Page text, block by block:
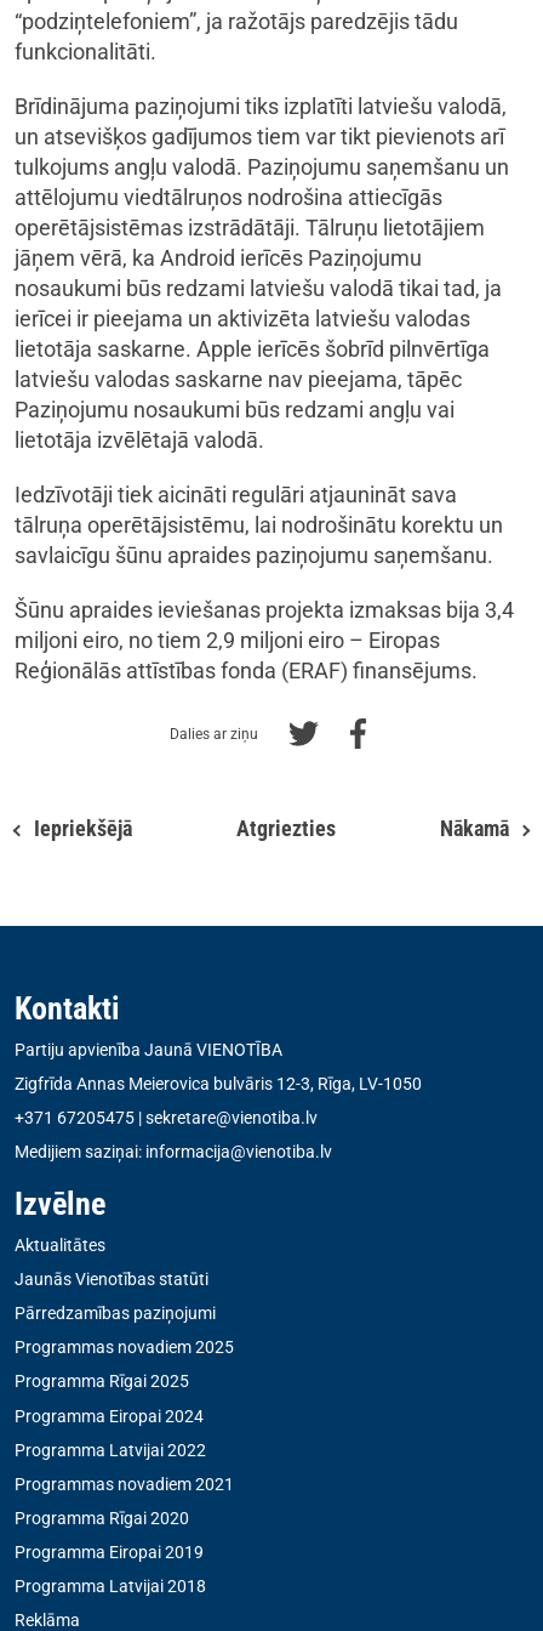
“podziņtelefoniem”, ja ražotājs paredzējis tādu
funkcionalitāti.
Brīdinājuma paziņojumi tiks izplatīti latviešu valodā,
un atsevišķos gadījumos tiem var tikt pievienots arī
tulkojums angļu valodā. Paziņojumu saņemšanu un
attēlojumu viedtālruņos nodrošina attiecīgās
operētājsistēmas izstrādātāji. Tālruņu lietotājiem
jāņem vērā, ka Android ierīcēs Paziņojumu
nosaukumi būs redzami latviešu valodā tikai tad, ja
ierīcei ir pieejama un aktivizēta latviešu valodas
lietotāja saskarne. Apple ierīcēs šobrīd pilnvērtīga
latviešu valodas saskarne nav pieejama, tāpēc
Paziņojumu nosaukumi būs redzami angļu vai
lietotāja izvēlētajā valodā.
Iedzīvotāji tiek aicināti regulāri atjaunināt sava
tālruņa operētājsistēmu, lai nodrošinātu korektu un
savlaicīgu šūnu apraides paziņojumu saņemšanu.
Šūnu apraides ieviešanas projekta izmaksas bija 3,4
miljoni eiro, no tiem 2,9 miljoni eiro – Eiropas
Reģionālās attīstības fonda (ERAF) finansējums.
Dalies ar ziņu
Iepriekšējā Atgriezties Nākamā
Kontakti
Partiju apvienība Jaunā VIENOTĪBA
Zigfrīda Annas Meierovica bulvāris 12-3, Rīga, LV-1050
+371 67205475 |sekretare@vienotiba.lv
Medijiem saziņai: informacija@vienotiba.lv
Izvēlne
Aktualitātes
Jaunās Vienotības statūti
Pārredzamības paziņojumi
Programmas novadiem 2025
Programma Rīgai 2025
Programma Eiropai 2024
Programma Latvijai 2022
Programmas novadiem 2021
Programma Rīgai 2020
Programma Eiropai 2019
Programma Latvijai 2018
Reklāma